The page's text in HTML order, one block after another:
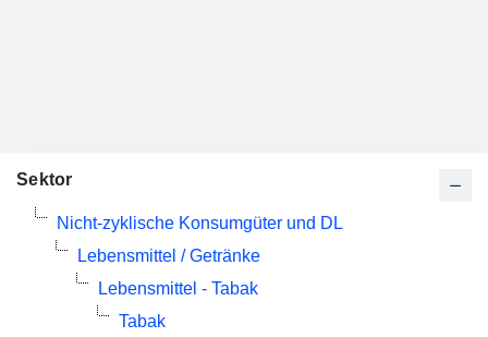
Sektor
Nicht-zyklische Konsumgüter und DL
Lebensmittel / Getränke
Lebensmittel - Tabak
Tabak